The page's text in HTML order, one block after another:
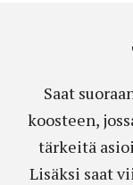
Saat
koosteen,
tärkeitä
Lisäksi saat